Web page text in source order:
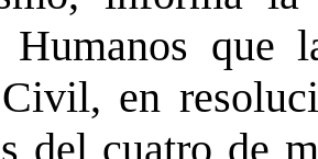
Humanos que
en
del cuatro de